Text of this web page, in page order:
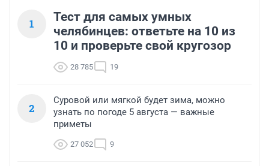
1
Тест для самых умных
челябинцев: ответьте на 10 из
10 и проверьте свой кругозор
28 785 19
2
Суровой или мягкой будет зима, можно
узнать по погоде 5 августа — важные
приметы
27 052 9